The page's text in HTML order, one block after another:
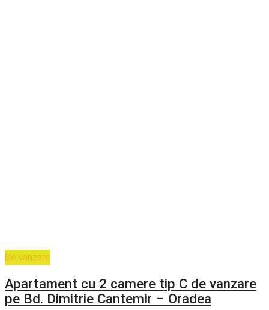
De vânzare
Apartament cu 2 camere tip C de vanzare
pe Bd. Dimitrie Cantemir – Oradea